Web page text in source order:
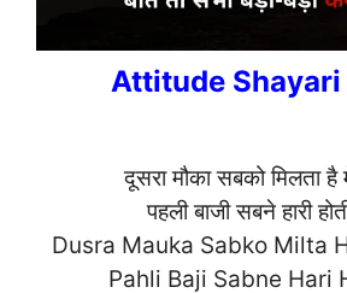
Attitude Shayari
दूसरा मौका सबको मिलता है
पहली बाजी सबने हारी
Dusra Mauka Sabko Milta
Pahli Baji Sabne Hari